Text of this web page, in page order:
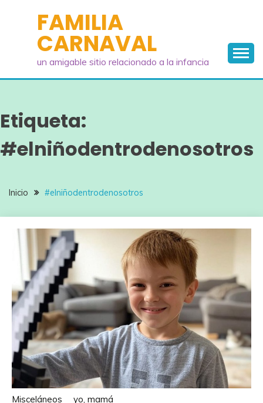
contenidoFAMILIA
CARNAVAL
un amigable sitio relacionado a la infancia
Etiqueta:
#elniñodentrodenosotros
Inicio #elniñodentrodenosotros
Misceláneos yo, mamá